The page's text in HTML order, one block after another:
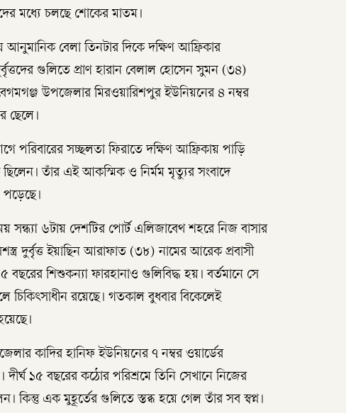
মধ্যে চলছে শোকের মাতম।
বেলা তিনটার দিকে দক্ষিণ আফ্রিকার
গুলিতে প্রাণ হারান বেলাল হোসেন সুমন (৩৪)
উপজেলার মিরওয়ারিশপুর ইউনিয়নের ৪ নম্বর
ছেলে।
পরিবারের সচ্ছলতা ফিরাতে দক্ষিণ আফ্রিকায় পাড়ি
তাঁর এই আকস্মিক ও নির্মম মৃত্যুর সংবাদে
পড়েছে।
৬টায় দেশটির পোর্ট এলিজাবেথ শহরে নিজ বাসার
দুর্বৃত্ত ইয়াছিন আরাফাত (৩৮) নামের আরেক প্রবাসী
বছরের শিশুকন্যা ফারহানাও গুলিবিদ্ধ হয়। বর্তমানে সে
চিকিৎসাধীন রয়েছে। গতকাল বুধবার বিকেলেই
কাদির হানিফ ইউনিয়নের ৭ নম্বর ওয়ার্ডের
১৫ বছরের কঠোর পরিশ্রমে তিনি সেখানে নিজের
কিন্তু এক মুহূর্তের গুলিতে স্তব্ধ হয়ে গেল তাঁর সব স্বপ্ন।